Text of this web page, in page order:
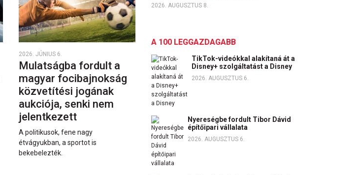
2026. JÚNIUS 6.
Mulatságba fordult a
magyar focibajnokság
közvetítési jogának
aukciója, senki nem
jelentkezett
A politikusok, fene nagy
étvágyukban, a sportot is
bekebelezték.
2026. AUGUSZTUS 8.
A 100 LEGGAZDAGABB
TikTok-videókkal alakítaná át a
Disney+ szolgáltatást a Disney
2026. AUGUSZTUS 6.
Nyereségbe fordult Tibor Dávid
építőipari vállalata
2026. AUGUSZTUS 6.